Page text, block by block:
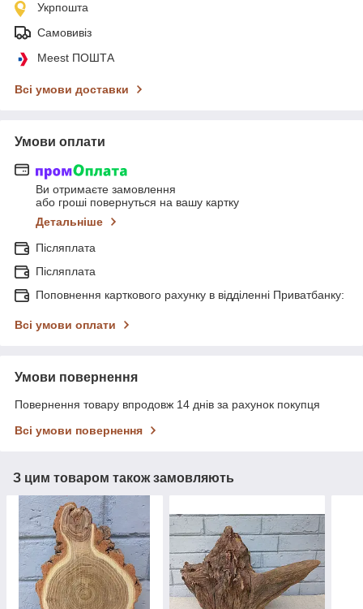
Укрпошта
Самовивіз
Meest ПОШТА
Всі умови доставки
Умови оплати
Ви отримаєте замовлення
або гроші повернуться на вашу картку
Детальніше
Післяплата
Післяплата
Поповнення карткового рахунку в відділенні Приватбанку:
Всі умови оплати
Умови повернення
Повернення товару впродовж 14 днів за рахунок покупця
Всі умови повернення
З цим товаром також замовляють